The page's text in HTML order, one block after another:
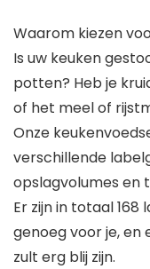
Waarom kiezen
Is uw keuken
potten? Heb je
of het meel of
Onze
verschillende
opslagvolumes en
Er zijn in totaal 168
genoeg voor je, en
zult erg blij zijn.